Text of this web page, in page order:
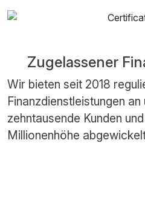
Zugelassener
Wir bieten seit 2018
Finanzdienstleistungen
zehntausende Kunden
Millionenhöhe